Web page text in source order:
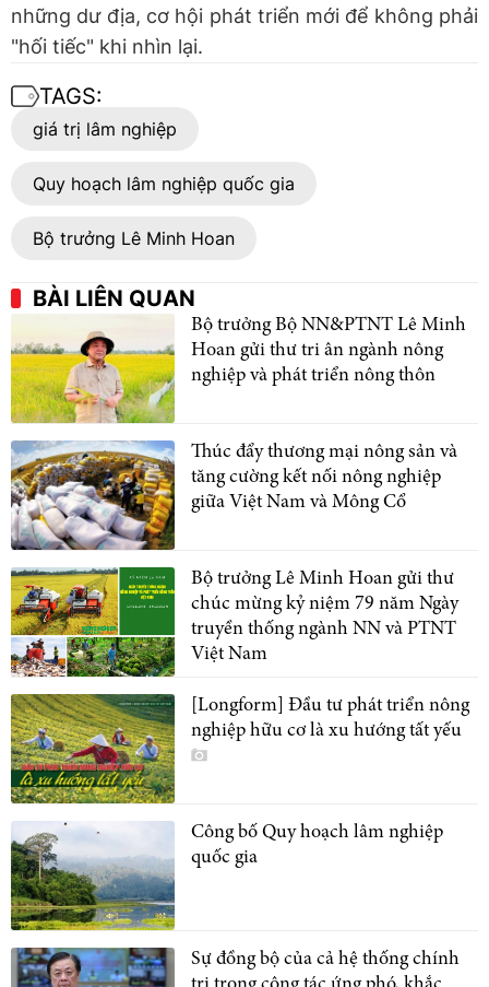
những dư địa, cơ hội phát triển mới để không phải
"hối tiếc" khi nhìn lại.
TAGS:
giá trị lâm nghiệp
Quy hoạch lâm nghiệp quốc gia
Bộ trưởng Lê Minh Hoan
BÀI LIÊN QUAN
Bộ trưởng Bộ NN&PTNT Lê Minh
Hoan gửi thư tri ân ngành nông
nghiệp và phát triển nông thôn
Thúc đẩy thương mại nông sản và
tăng cường kết nối nông nghiệp
giữa Việt Nam và Mông Cổ
Bộ trưởng Lê Minh Hoan gửi thư
chúc mừng kỷ niệm 79 năm Ngày
truyền thống ngành NN và PTNT
Việt Nam
[Longform] Đầu tư phát triển nông
nghiệp hữu cơ là xu hướng tất yếu
Công bố Quy hoạch lâm nghiệp
quốc gia
Sự đồng bộ của cả hệ thống chính